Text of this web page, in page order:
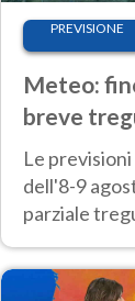
PREVISIONE
Meteo:
breve
Nord!
Le
dell'8-9
parziale
40 gradi.